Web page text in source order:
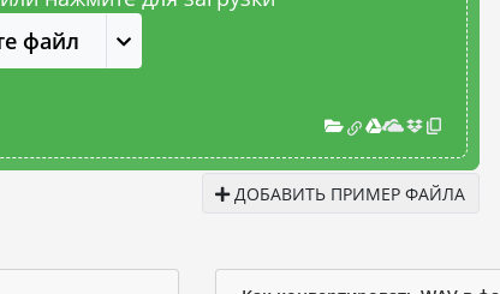
файл
ДОБАВИТЬ ПРИМЕР ФАЙЛА